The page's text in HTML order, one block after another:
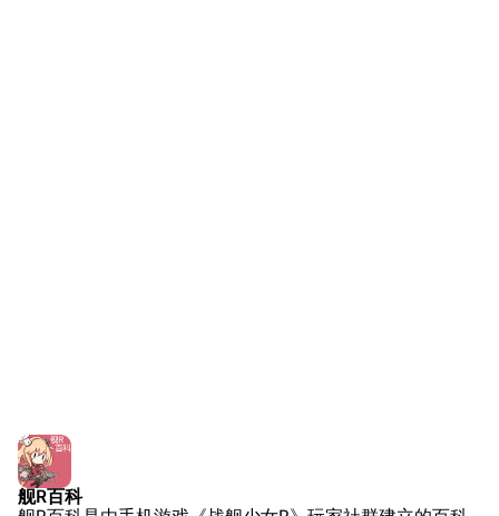
Secret Projects论
坛
Shipbucket像素战
清除缓存
游戏数据
舰R百科